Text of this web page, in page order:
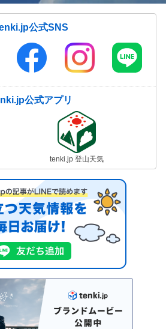
公式SNS
公式アプリ
tenki.jp 登山天気